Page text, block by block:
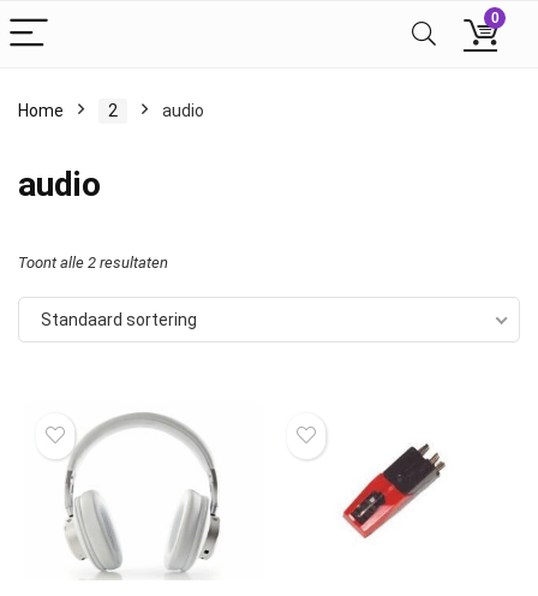
0
Home 2 audio
audio
Toont alle 2 resultaten
Standaard sortering